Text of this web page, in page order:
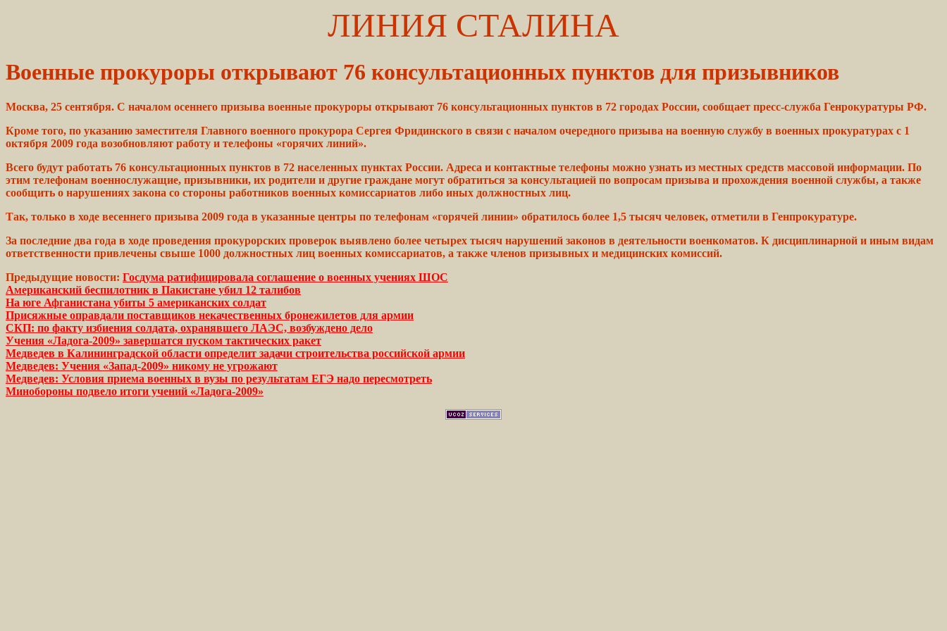
ЛИНИЯ СТАЛИНА
Военные прокуроры открывают 76 консультационных пунктов для призывников
Москва, 25 сентября. С началом осеннего призыва военные прокуроры открывают 76 консультационных пунктов в 72 городах России, сообщает пресс-служба Генрокуратуры РФ.
Кроме того, по указанию заместителя Главного военного прокурора Сергея Фридинского в связи с началом очередного призыва на военную службу в военных прокуратурах с 1
октября 2009 года возобновляют работу и телефоны «горячих линий».
Всего будут работать 76 консультационных пунктов в 72 населенных пунктах России. Адреса и контактные телефоны можно узнать из местных средств массовой информации. По
этим телефонам военнослужащие, призывники, их родители и другие граждане могут обратиться за консультацией по вопросам призыва и прохождения военной службы, а также
сообщить о нарушениях закона со стороны работников военных комиссариатов либо иных должностных лиц.
Так, только в ходе весеннего призыва 2009 года в указанные центры по телефонам «горячей линии» обратилось более 1,5 тысяч человек, отметили в Генпрокуратуре.
За последние два года в ходе проведения прокурорских проверок выявлено более четырех тысяч нарушений законов в деятельности военкоматов. К дисциплинарной и иным видам
ответственности привлечены свыше 1000 должностных лиц военных комиссариатов, а также членов призывных и медицинских комиссий.
Предыдущие новости: Госдума ратифицировала соглашение о военных учениях ШОС
Американский беспилотник в Пакистане убил 12 талибов
На юге Афганистана убиты 5 американских солдат
Присяжные оправдали поставщиков некачественных бронежилетов для армии
СКП: по факту избиения солдата, охранявшего ЛАЭС, возбуждено дело
Учения «Ладога-2009» завершатся пуском тактических ракет
Медведев в Калининградской области определит задачи строительства российской армии
Медведев: Учения «Запад-2009» никому не угрожают
Медведев: Условия приема военных в вузы по результатам ЕГЭ надо пересмотреть
Минобороны подвело итоги учений «Ладога-2009»